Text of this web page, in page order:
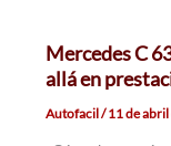
Mercedes C
allá en
Autofacil/11 de